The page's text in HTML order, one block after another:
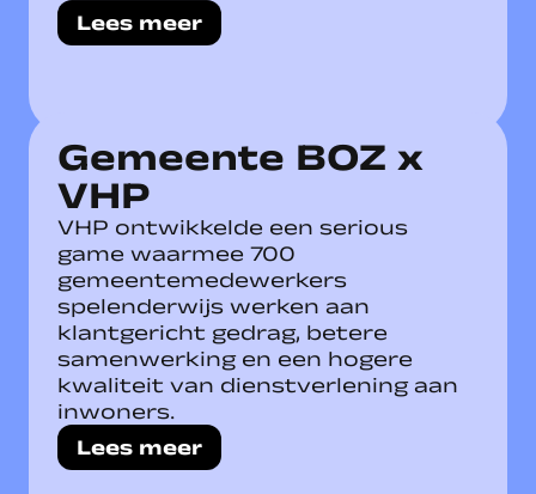
Lees meer
Gemeente BOZ x
VHP
VHP ontwikkelde een serious
game waarmee 700
gemeentemedewerkers
spelenderwijs werken aan
klantgericht gedrag, betere
samenwerking en een hogere
kwaliteit van dienstverlening aan
inwoners.
Lees meer